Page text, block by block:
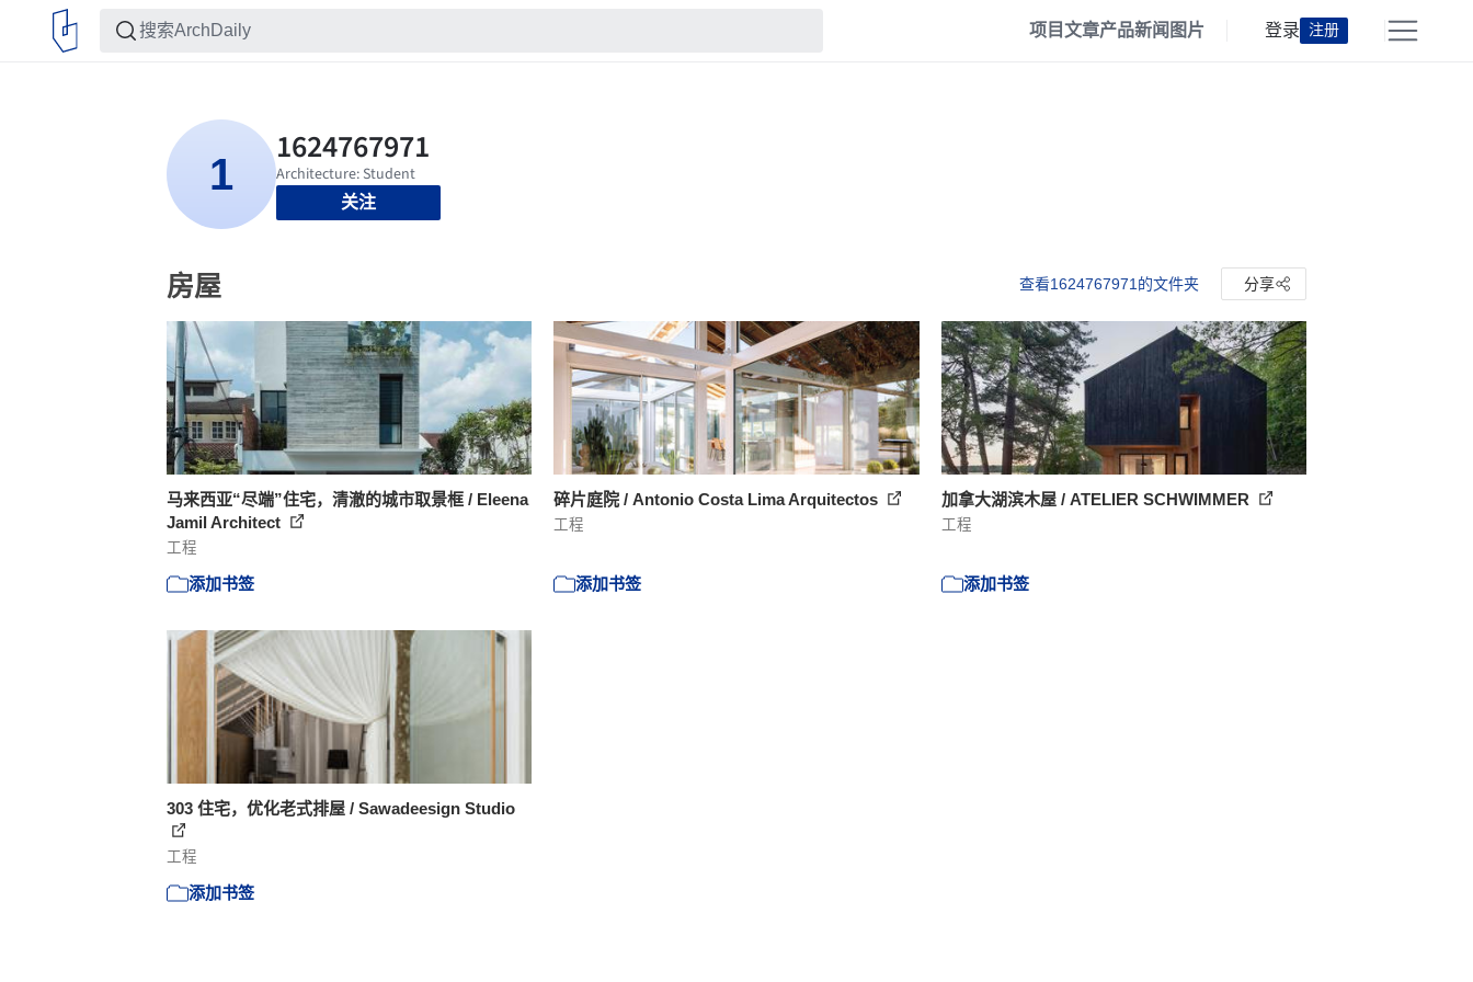
项目文章产品新闻 图片 登录 注册
关注
房屋 查看1624767971的文件夹 分享
马来西亚“尽端”住宅，清澈的城市取景框 / Eleena
Jamil Architect
工程
添加书签
碎片庭院 / Antonio Costa Lima Arquitectos
工程
添加书签
加拿大湖滨木屋 / ATELIER SCHWIMMER
工程
添加书签
303 住宅，优化老式排屋 / Sawadeesign Studio
工程
添加书签